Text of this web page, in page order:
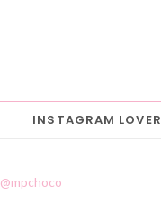
INSTAGRAM LOVER
@mpchoco